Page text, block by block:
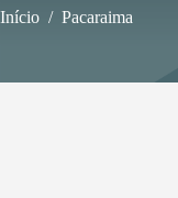
Início / Pacaraima